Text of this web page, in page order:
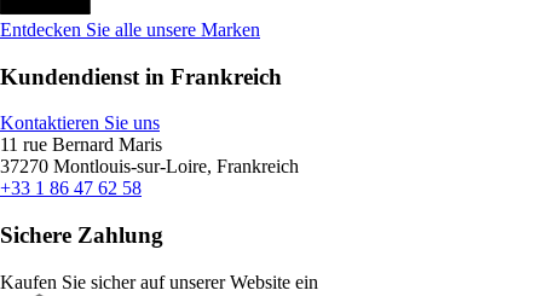
Entdecken Sie alle unsere Marken
Kundendienst in Frankreich
Kontaktieren Sie uns
11 rue Bernard Maris
37270 Montlouis-sur-Loire, Frankreich
+33 1 86 47 62 58
Sichere Zahlung
Kaufen Sie sicher auf unserer Website ein